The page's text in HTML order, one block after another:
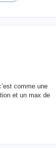
comme une
et un max de